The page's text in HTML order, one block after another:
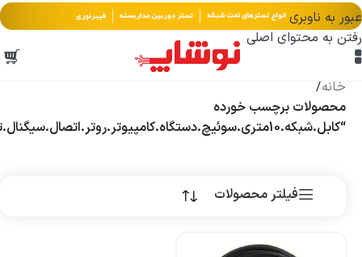
عبور به ناوبری
رفتن به محتوای اصلی
خانه/
محصولات برچسب خورده
“کابل.شبکه.10متری.سوئیچ.دستگاه.کامپیوتر.روتر.اتصال.سیگنال.تجهیزات.نوری.”
فیلتر محصولات